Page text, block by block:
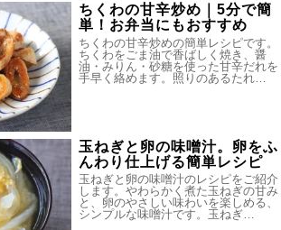
ちくわの甘辛炒め｜5分で簡
単！お弁当にもおすすめ
ちくわの甘辛炒めの簡単レシピです。
ちくわをごま油で香ばしく焼き、醤
油・みりん・砂糖を使った甘辛だれを
手早く絡めます。照りのあるたれ…
玉ねぎと卵の味噌汁。卵をふ
んわり仕上げる簡単レシピ
玉ねぎと卵の味噌汁のレシピをご紹介
します。やわらかく煮た玉ねぎの甘み
と、卵のやさしい味わいを楽しめる、
シンプルな味噌汁です。玉ねぎ…